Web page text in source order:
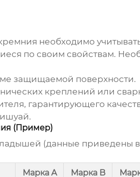
необходимо
по своим свойствам.
защищаемой поверхности.
креплений или
гарантирующего
.
(Пример)
(данные приведены
Марка A Марка B